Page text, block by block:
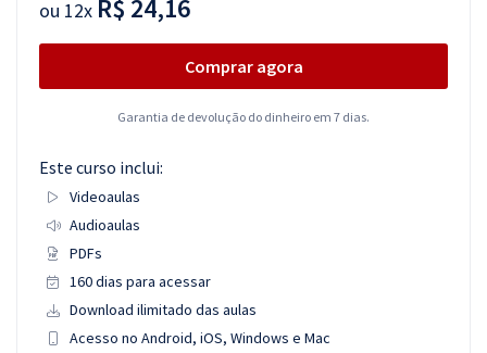
ou 12x R$ 24,16
Comprar agora
Garantia de devolução do dinheiro em 7 dias.
Este curso inclui:
Videoaulas
Audioaulas
PDFs
160 dias para acessar
Download ilimitado das aulas
Acesso no Android, iOS, Windows e Mac